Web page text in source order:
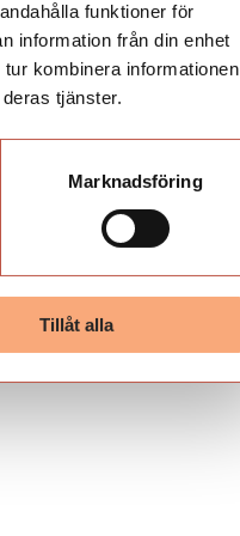
funktioner för
information från din enhet
kombinera informationen
tjänster.
Marknadsföring
Tillåt alla